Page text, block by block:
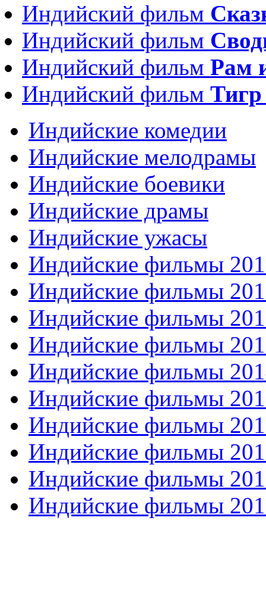
Индийский фильм
Индийский фильм
Индийский фильм Рам
Индийский фильм Тигр
Индийские комедии
Индийские мелодрамы
Индийские боевики
Индийские драмы
Индийские ужасы
Индийские фильмы
Индийские фильмы
Индийские фильмы
Индийские фильмы
Индийские фильмы
Индийские фильмы
Индийские фильмы
Индийские фильмы
Индийские фильмы
Индийские фильмы